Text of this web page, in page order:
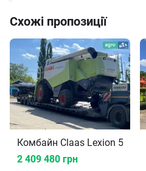
Схожі пропозиції
Комбайн Claas Lexion 570
2 409 480 грн